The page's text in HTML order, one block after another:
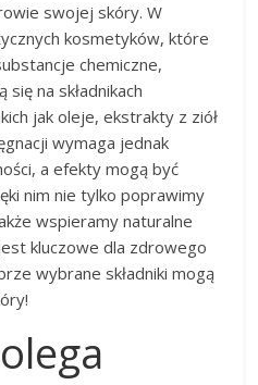
swojej skóry. W
kosmetyków, które
chemiczne,
na składnikach
jak oleje, ekstrakty z ziół
wymaga jednak
a efekty mogą być
nim nie tylko poprawimy
wspieramy naturalne
kluczowe dla zdrowego
wybrane składniki mogą